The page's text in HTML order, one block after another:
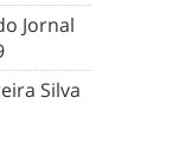
Jornal
Silva